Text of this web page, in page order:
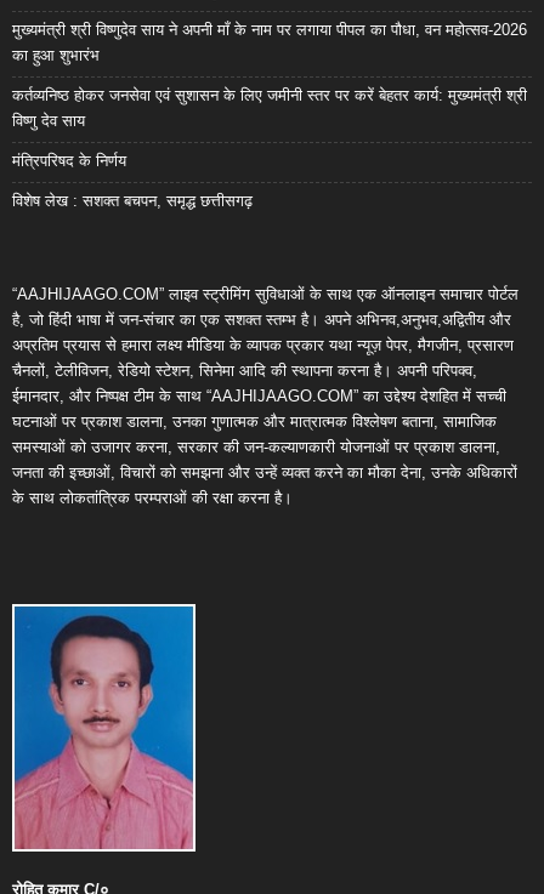
मुख्यमंत्री श्री विष्णुदेव साय ने अपनी माँ के नाम पर लगाया पीपल का पौधा, वन महोत्सव-2026
का हुआ शुभारंभ
कर्तव्यनिष्ठ होकर जनसेवा एवं सुशासन के लिए जमीनी स्तर पर करें बेहतर कार्य: मुख्यमंत्री श्री
विष्णु देव साय
मंत्रिपरिषद के निर्णय
विशेष लेख : सशक्त बचपन, समृद्ध छत्तीसगढ़
“AAJHIJAAGO.COM” लाइव स्ट्रीमिंग सुविधाओं के साथ एक ऑनलाइन समाचार पोर्टल
है, जो हिंदी भाषा में जन-संचार का एक सशक्त स्तम्भ है। अपने अभिनव,अनुभव,अद्वितीय और
अप्रतिम प्रयास से हमारा लक्ष्य मीडिया के व्यापक प्रकार यथा न्यूज़ पेपर, मैगजीन, प्रसारण
चैनलों, टेलीविजन, रेडियो स्टेशन, सिनेमा आदि की स्थापना करना है। अपनी परिपक्व,
ईमानदार, और निष्पक्ष टीम के साथ “AAJHIJAAGO.COM” का उद्देश्य देशहित में सच्ची
घटनाओं पर प्रकाश डालना, उनका गुणात्मक और मात्रात्मक विश्लेषण बताना, सामाजिक
समस्याओं को उजागर करना, सरकार की जन-कल्याणकारी योजनाओं पर प्रकाश डालना,
जनता की इच्छाओं, विचारों को समझना और उन्हें व्यक्त करने का मौका देना, उनके अधिकारों
के साथ लोकतांत्रिक परम्पराओं की रक्षा करना है।
रोहित कुमारC/०